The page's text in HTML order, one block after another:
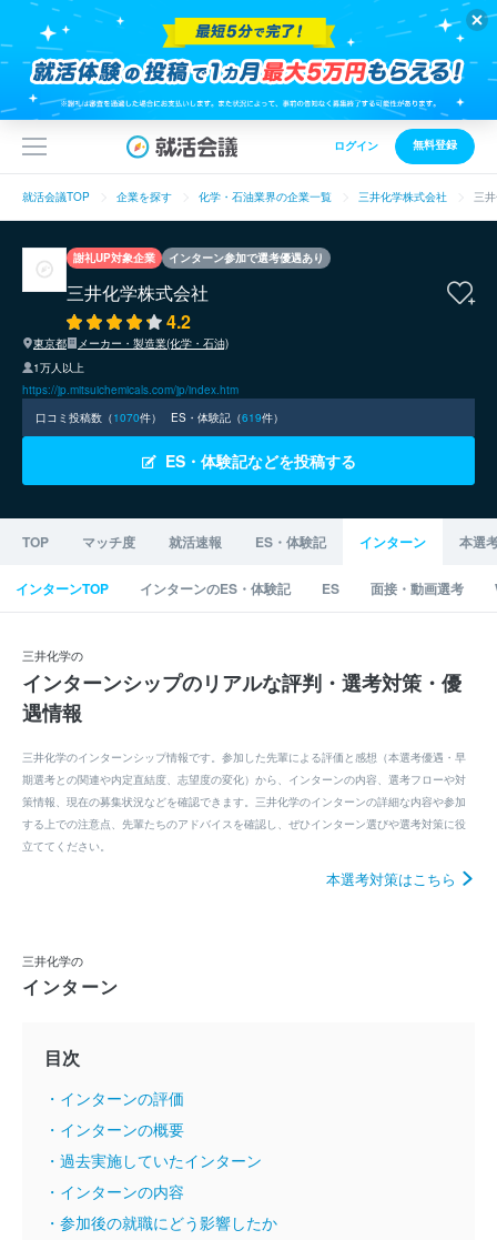
ログイン 無料登録
就活会議TOP 企業を探す 化学・石油業界の企業一覧 三井化学株式会社 三
謝礼UP対象企業 インターン参加で選考優遇あり
三井化学株式会社
4.2
東京都
メーカー・製造業(化学・石油)
1万人以上
https://jp.mitsuichemicals.com/jp/index.htm
口コミ投稿数（1070件） ES・体験記（619件）
ES・体験記などを投稿する
TOP マッチ度 就活速報 ES・体験記 インターン 本選
インターンTOP インターンのES・体験記 ES 面接・動画選考
三井化学の
インターンシップのリアルな評判・選考対策・優
遇情報
三井化学のインターンシップ情報です。参加した先輩による評価と感想（本選考優遇・早
期選考との関連や内定直結度、志望度の変化）から、インターンの内容、選考フローや対
策情報、現在の募集状況などを確認できます。三井化学のインターンの詳細な内容や参加
する上での注意点、先輩たちのアドバイスを確認し、ぜひインターン選びや選考対策に役
立ててください。
本選考対策はこちら
三井化学の
インターン
目次
・インターンの評価
・インターンの概要
・過去実施していたインターン
・インターンの内容
・参加後の就職にどう影響したか